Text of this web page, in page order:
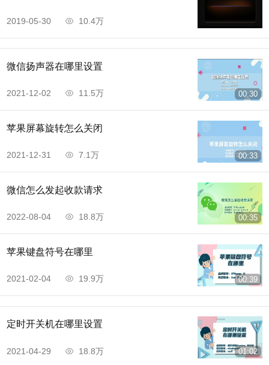
2019-05-30 10.4万
00:30
微信扬声器在哪里设置
2021-12-02 11.5万
00:33
苹果屏幕旋转怎么关闭
2021-12-31 7.1万
00:35
微信怎么发起收款请求
2022-08-04 18.8万
00:39
苹果键盘符号在哪里
2021-02-04 19.9万
01:02
定时开关机在哪里设置
2021-04-29 18.8万